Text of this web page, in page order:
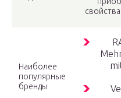
Наиболее
популярные
бренды